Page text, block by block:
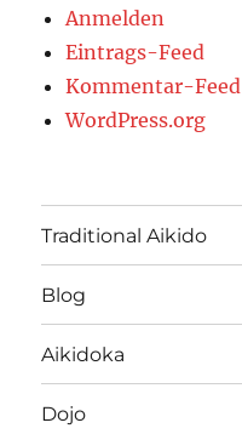
Anmelden
Eintrags-Feed
Kommentar-Feed
WordPress.org
Traditional Aikido
Blog
Aikidoka
Dojo